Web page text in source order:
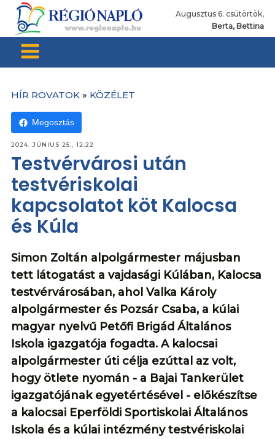
Augusztus 6. csütörtök,
Berta, Bettina
HÍR ROVATOK » KÖZÉLET
Megosztás
2024. JÚNIUS 25., 12:22
Testvérvárosi után
testvériskolai
kapcsolatot köt Kalocsa
és Kúla
Simon Zoltán alpolgármester májusban
tett látogatást a vajdasági Kúlában, Kalocsa
testvérvárosában, ahol Valka Károly
alpolgármester és Pozsár Csaba, a kúlai
magyar nyelvű Petőfi Brigád Általános
Iskola igazgatója fogadta. A kalocsai
alpolgármester úti célja ezúttal az volt,
hogy ötlete nyomán - a Bajai Tankerület
igazgatójának egyetértésével - előkészítse
a kalocsai Eperföldi Sportiskolai Általános
Iskola és a kúlai intézmény testvériskolai